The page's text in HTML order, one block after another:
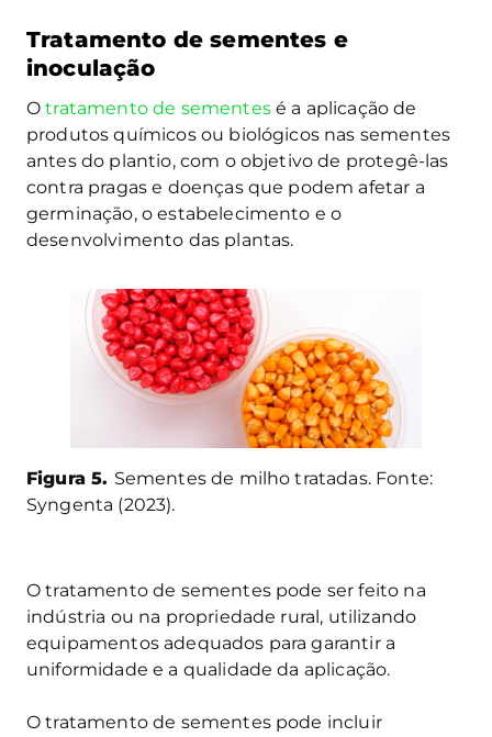
Tratamento de sementes e
inoculação
Otratamento de sementesé a aplicação de
produtos químicos ou biológicos nas sementes
antes do plantio, com o objetivo de protegê-las
contra pragas e doenças que podem afetar a
germinação, o estabelecimento e o
desenvolvimento das plantas.
Figura 5. Sementes de milho tratadas. Fonte:
Syngenta (2023).
O tratamento de sementes pode ser feito na
indústria ou na propriedade rural, utilizando
equipamentos adequados para garantir a
uniformidade e a qualidade da aplicação.
O tratamento de sementes pode incluir